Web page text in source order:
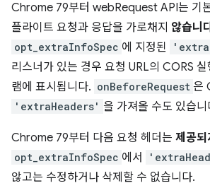
Chrome 79부터 webRequest API는 기
플라이트 요청과 응답을 가로채지 않습니
opt_extraInfoSpec 에 지정된
리스너가 있는 경우 요청 URL의 CORS
램에 표시됩니다. onBeforeRequest 은
'extraHeaders' 을 가져올 수도 있습니
Chrome 79부터 다음 요청 헤더는 제공되
opt_extraInfoSpec 에서
않고는 수정하거나 삭제할 수 없습니다.